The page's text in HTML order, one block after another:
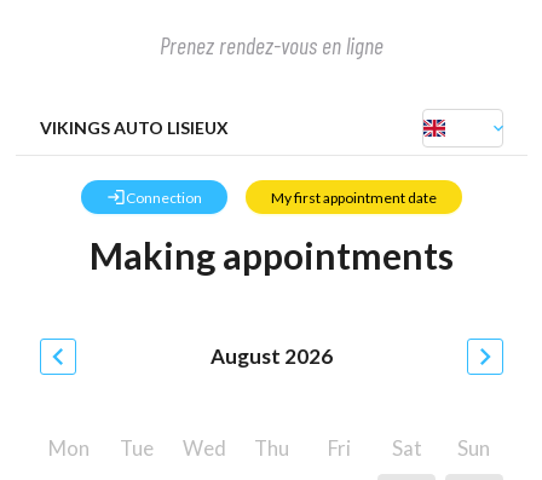
Prenez rendez-vous en ligne